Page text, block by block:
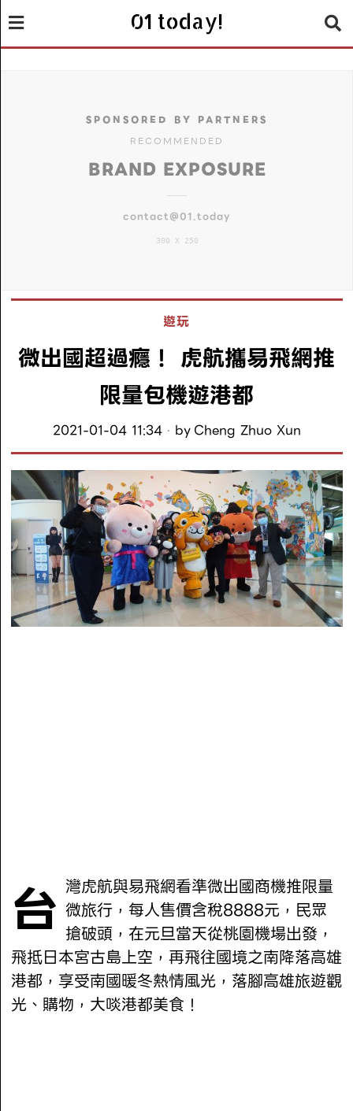
01 today!
SPONSORED BY PARTNERS
RECOMMENDED
BRAND EXPOSURE
contact@01.today
300 X 250
遊玩
微出國超過癮！ 虎航攜易飛網推
限量包機遊港都
2021-01-04 11:34 by Cheng Zhuo Xun
台灣虎航與易飛網看準微出國商機推限量 微旅行，每人售價含稅8888元，民眾
搶破頭，在元旦當天從桃園機場出發，
飛抵日本宮古島上空，再飛往國境之南降落高雄
港都，享受南國暖冬熱情風光，落腳高雄旅遊觀
光、購物，大啖港都美食！